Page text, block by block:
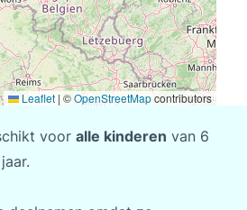
Leaflet | ©OpenStreetMapcontributors
voor alle kinderen van 6